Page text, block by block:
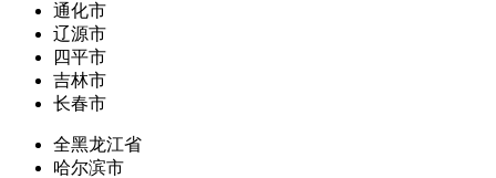
通化市
辽源市
四平市
吉林市
长春市
全黑龙江省
哈尔滨市